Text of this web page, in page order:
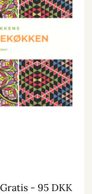
Gratis - 95 DKK